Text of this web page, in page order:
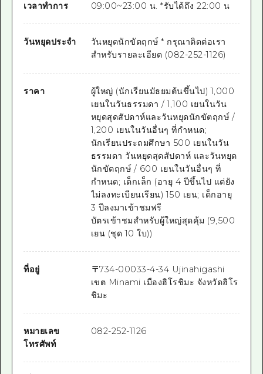
เวลาทำการ 09:00~23:00 น. *รับได้ถึง 22:00 น
วันหยุดประจำ
วันหยุดนักขัตฤกษ์ * กรุณาติดต่อเรา
สำหรับรายละเอียด (082-252-1126)
ราคา
ผู้ใหญ่ (นักเรียนมัธยมต้นขึ้นไป) 1,000
เยนในวันธรรมดา / 1,100 เยนในวัน
หยุดสุดสัปดาห์และวันหยุดนักขัตฤกษ์ /
1,200 เยนในวันอื่นๆ ที่กำหนด;
นักเรียนประถมศึกษา 500 เยนในวัน
ธรรมดา วันหยุดสุดสัปดาห์ และวันหยุด
นักขัตฤกษ์ / 600 เยนในวันอื่นๆ ที่
กำหนด; เด็กเล็ก (อายุ 4 ปีขึ้นไป แต่ยัง
ไม่ลงทะเบียนเรียน) 150 เยน; เด็กอายุ
3 ปีลงมาเข้าชมฟรี
บัตรเข้าชมสำหรับผู้ใหญ่สุดคุ้ม (9,500
เยน (ชุด 10 ใบ))
ที่อยู่ 〒734-00033-4-34 Ujinahigashi
เขต Minami เมืองฮิโรชิมะ จังหวัดฮิโร
ชิมะ
หมายเลข
โทรศัพท์
082-252-1126